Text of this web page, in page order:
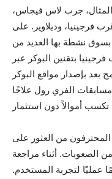
جرب لاس فيجاس،
فرجينيا، وديلاوير. على
نشطة بها العديد من
بتقنين البوكر عبر
لم تسمح بعد بإصدار مواقع البوكر
مسابقات الفري رول علاجًا
من العثور على
الصعوبات. أثناء مراجعة
عمليًا لتجربة المستخدم.